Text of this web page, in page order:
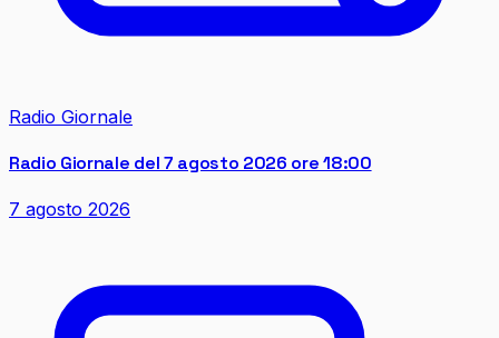
Radio Giornale
Radio Giornale del 7 agosto 2026 ore 18:00
7 agosto 2026